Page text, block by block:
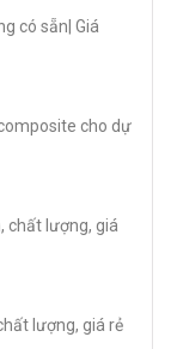
có sẵn| Giá
cho dự
chất lượng, giá
lượng, giá rẻ